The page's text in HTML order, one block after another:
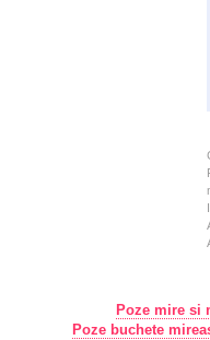
Poze mire si
Poze buchete